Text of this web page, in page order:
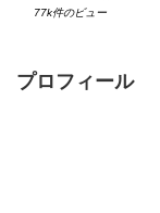
Google
ら！
超便利！